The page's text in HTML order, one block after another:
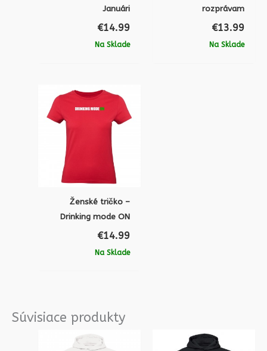
Januári
€14.99
Na Sklade
rozprávam
€13.99
Na Sklade
Ženské tričko –
Drinking mode ON
€14.99
Na Sklade
Súvisiace produkty